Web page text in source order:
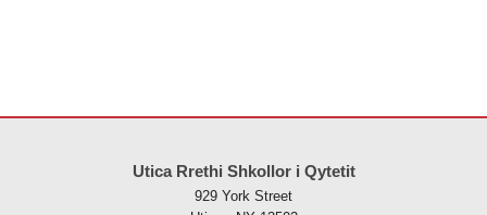
Utica Rrethi Shkollor i Qytetit
929 York Street